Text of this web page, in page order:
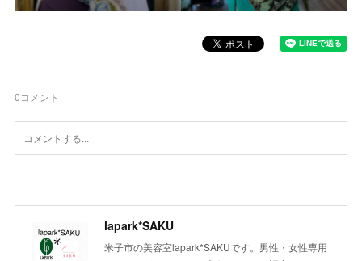
0コメント
lapark*SAKU
米子市の美容室lapark*SAKUです。男性・女性専用